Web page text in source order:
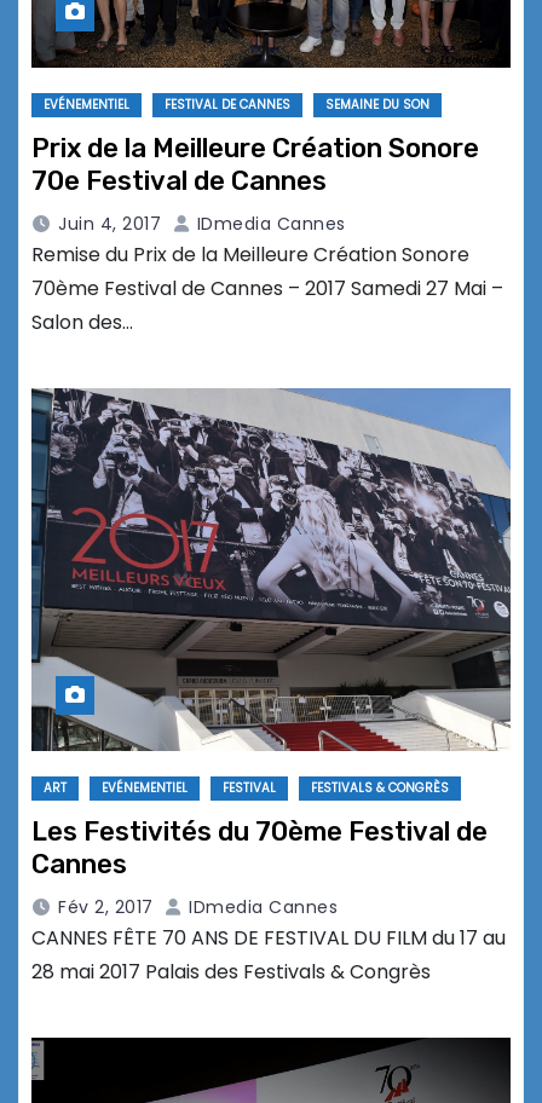
EVÉNEMENTIEL FESTIVAL DE CANNES SEMAINE DU SON
Prix de la Meilleure Création Sonore
70e Festival de Cannes
Juin 4, 2017 IDmedia Cannes
Remise du Prix de la Meilleure Création Sonore
70ème Festival de Cannes – 2017 Samedi 27 Mai –
Salon des…
ART EVÉNEMENTIEL FESTIVAL FESTIVALS & CONGRÈS
Les Festivités du 70ème Festival de
Cannes
Fév 2, 2017 IDmedia Cannes
CANNES FÊTE 70 ANS DE FESTIVAL DU FILM du 17 au
28 mai 2017 Palais des Festivals & Congrès